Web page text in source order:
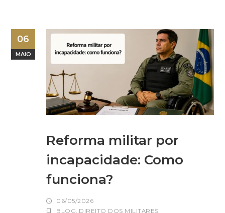
06
MAIO
Reforma militar por
incapacidade: Como
funciona?
06/05/2026
BLOG DIREITO DOS MILITARES